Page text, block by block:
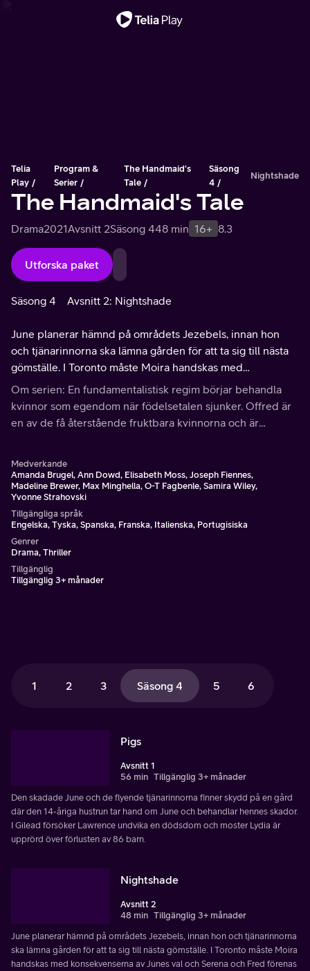
Telia
Play
Program &
Serier
The Handmaid's
Tale
Säsong
4
Nightshade
The Handmaid's Tale
Drama2021Avsnitt 2Säsong 448 min 16+ 8.3
Utforska paket
Säsong 4 Avsnitt 2: Nightshade
June planerar hämnd på områdets Jezebels, innan hon
och tjänarinnorna ska lämna gården för att ta sig till nästa
gömställe. I Toronto måste Moira handskas med
konsekvenserna av Junes val och Serena och Fred förenas
av ett mirakel.
Om serien: En fundamentalistisk regim börjar behandla
kvinnor som egendom när födelsetalen sjunker. Offred är
en av de få återstående fruktbara kvinnorna och är
Medverkande
Amanda Brugel, Ann Dowd, Elisabeth Moss, Joseph Fiennes,
Madeline Brewer, Max Minghella, O-T Fagbenle, Samira Wiley,
Yvonne Strahovski
Tillgängliga språk
Engelska, Tyska, Spanska, Franska, Italienska, Portugisiska
Genrer
Drama, Thriller
Tillgänglig
Tillgänglig 3+ månader
1 2 3 Säsong 4 5 6
Pigs
Avsnitt 1
56 min Tillgänglig 3+ månader
Den skadade June och de flyende tjänarinnorna finner skydd på en gård
där den 14-åriga hustrun tar hand om June och behandlar hennes skador.
I Gilead försöker Lawrence undvika en dödsdom och moster Lydia är
upprörd över förlusten av 86 barn.
Nightshade
Avsnitt 2
48 min Tillgänglig 3+ månader
June planerar hämnd på områdets Jezebels, innan hon och tjänarinnorna
ska lämna gården för att ta sig till nästa gömställe. I Toronto måste Moira
handskas med konsekvenserna av Junes val och Serena och Fred förenas